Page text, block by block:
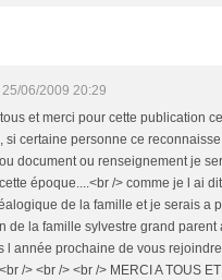
25/06/2009 20:29
et merci pour cette publication
si certaine personne ce
document ou renseignement je
époque....<br /> comme je l ai
de la famille et je serais a
de la famille sylvestre grand parent
l année prochaine de vous
/> <br /> <br /> MERCI A TOUS